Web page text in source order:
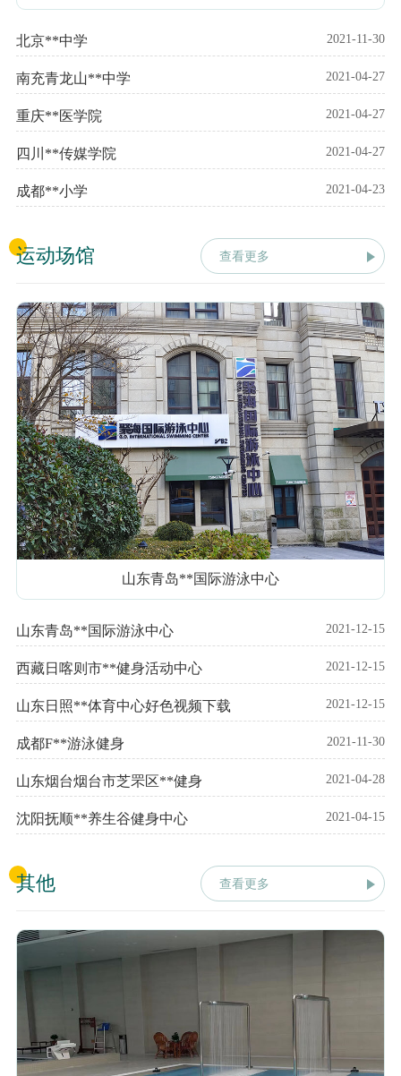
北京**中学 2021-11-30
南充青龙山**中学 2021-04-27
重庆**医学院 2021-04-27
四川**传媒学院 2021-04-27
成都**小学 2021-04-23
运动场馆 查看更多
山东青岛**国际游泳中心
山东青岛**国际游泳中心 2021-12-15
西藏日喀则市**健身活动中心 2021-12-15
山东日照**体育中心好色视频下载 2021-12-15
成都F**游泳健身 2021-11-30
山东烟台烟台市芝罘区**健身 2021-04-28
沈阳抚顺**养生谷健身中心 2021-04-15
其他 查看更多